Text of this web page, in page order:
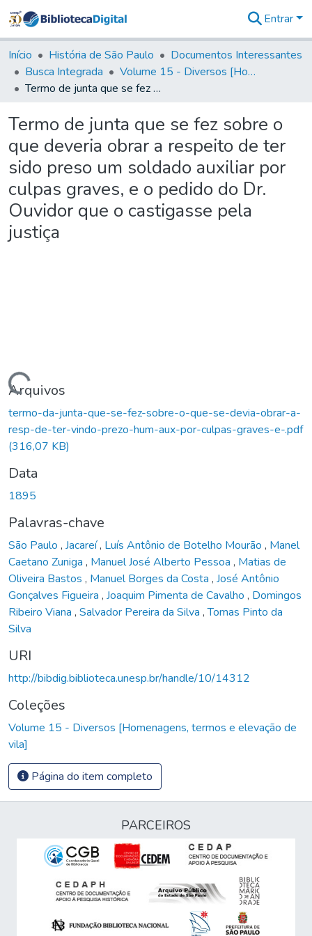
&
Coleções
Tudo na
Biblioteca
Estatísticas
Entrar
Início História de São Paulo
Documentos Interessantes
Busca Integrada
Volume 15 - Diversos [Homenagens, termos e elevação de vila]
Termo de junta que se fez sobre o que deveria obrar a respeito de ter sido preso um soldado auxiliar por culpas graves, e o pedido do Dr. Ouvidor que o castigasse pela justiça
Termo de junta que se fez sobre o
que deveria obrar a respeito de ter
sido preso um soldado auxiliar por
culpas graves, e o pedido do Dr.
Ouvidor que o castigasse pela
justiça
Carregando...
Arquivos
termo-da-junta-que-se-fez-sobre-o-que-se-devia-obrar-a-
resp-de-ter-vindo-prezo-hum-aux-por-culpas-graves-e-.pdf
(316,07 KB)
Data
1895
Palavras-chave
São Paulo , Jacareí, Luís Antônio de Botelho Mourão , Manel
Caetano Zuniga , Manuel José Alberto Pessoa , Matias de
Oliveira Bastos , Manuel Borges da Costa , José Antônio
Gonçalves Figueira , Joaquim Pimenta de Cavalho , Domingos
Ribeiro Viana , Salvador Pereira da Silva ,Tomas Pinto da
Silva
URI
http://bibdig.biblioteca.unesp.br/handle/10/14312
Coleções
Volume 15 - Diversos [Homenagens, termos e elevação de
vila]
Página do item completo
PARCEIROS